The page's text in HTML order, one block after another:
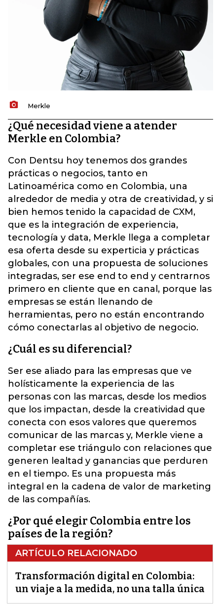
Merkle
¿Qué necesidad viene a atender
Merkle en Colombia?
Con Dentsu hoy tenemos dos grandes
prácticas o negocios, tanto en
Latinoamérica como en Colombia, una
alrededor de media y otra de creatividad, y si
bien hemos tenido la capacidad de CXM,
que es la integración de experiencia,
tecnología y data, Merkle llega a completar
esa oferta desde su experticia y prácticas
globales, con una propuesta de soluciones
integradas, ser ese end to end y centrarnos
primero en cliente que en canal, porque las
empresas se están llenando de
herramientas, pero no están encontrando
cómo conectarlas al objetivo de negocio.
¿Cuál es su diferencial?
Ser ese aliado para las empresas que ve
holísticamente la experiencia de las
personas con las marcas, desde los medios
que los impactan, desde la creatividad que
conecta con esos valores que queremos
comunicar de las marcas y, Merkle viene a
completar ese triángulo con relaciones que
generen lealtad y ganancias que perduren
en el tiempo. Es una propuesta más
integral en la cadena de valor de marketing
de las compañías.
¿Por qué elegir Colombia entre los
países de la región?
ARTÍCULO RELACIONADO
Transformación digital en Colombia:
un viaje a la medida, no una talla única